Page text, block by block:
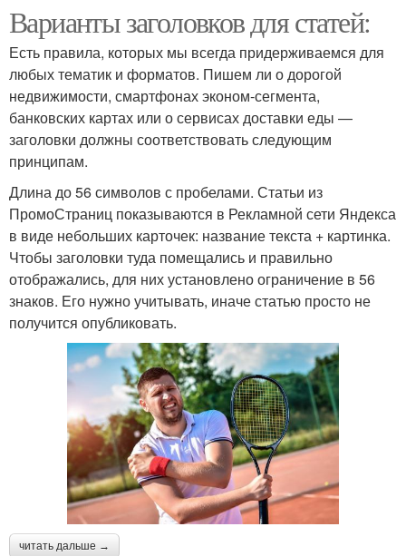
Варианты заголовков для статей:
Есть правила, которых мы всегда придерживаемся для
любых тематик и форматов. Пишем ли о дорогой
недвижимости, смартфонах эконом-сегмента,
банковских картах или о сервисах доставки еды —
заголовки должны соответствовать следующим
принципам.
Длина до 56 символов с пробелами. Статьи из
ПромоСтраниц показываются в Рекламной сети Яндекса
в виде небольших карточек: название текста + картинка.
Чтобы заголовки туда помещались и правильно
отображались, для них установлено ограничение в 56
знаков. Его нужно учитывать, иначе статью просто не
получится опубликовать.
читать дальше →